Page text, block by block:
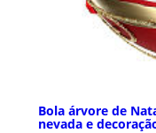
Bola árvore de
nevada e